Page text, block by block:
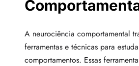
A neurociência comportamental
ferramentas e técnicas para
comportamentos. Essas